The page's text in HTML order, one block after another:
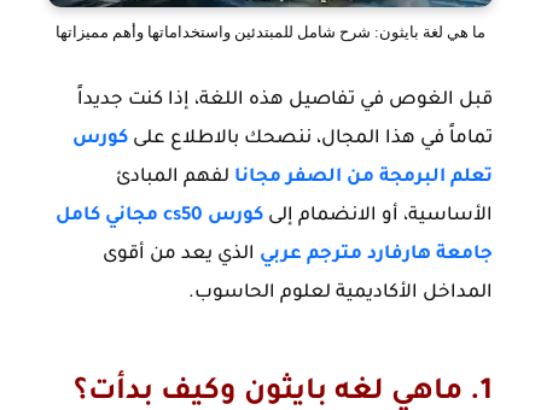
ما هي لغة بايثون: شرح شامل للمبتدئين واستخداماتها وأهم مميزاتها
قبل الغوص في تفاصيل هذه اللغة، إذا كنت جديداً
تماماً في هذا المجال، ننصحك بالاطلاع على كورس
تعلم البرمجة من الصفر مجانا لفهم المبادئ
الأساسية، أو الانضمام إلى
كورس cs50 مجاني كامل
جامعة هارفارد مترجم عربي الذي يعد من أقوى
المداخل الأكاديمية لعلوم الحاسوب.
1. ماهي لغه بايثون وكيف بدأت؟